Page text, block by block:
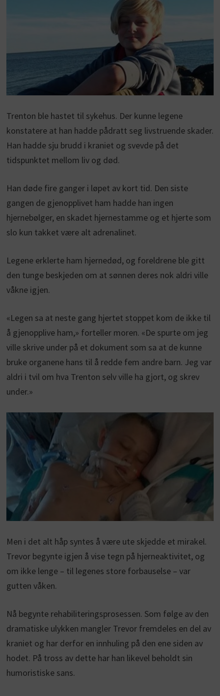
Trenton ble hastet til sykehus. Der kunne legene
konstatere at han hadde pådratt seg livstruende skader.
Han hadde sju brudd i kraniet og svevde på det
tidspunktet mellom liv og død.
Han døde fire ganger i løpet av kort tid. Den siste
gangen de gjenopplivet ham hadde han ingen
hjernebølger, en skadet hjernestamme og et hjerte som
slo kun takket være alt adrenalinet.
Legene erklerte ham hjernedød, og foreldrene ble gitt
den tunge beskjeden om at sønnen deres nok aldri ville
våkne igjen.
«Legen sa at neste gang hjertet stoppet kom de ikke til
å gjenopplive ham,» forteller moren. «De spurte om jeg
ville skrive under på et dokument som sa at de kunne
bruke organene hans til å redde fem andre barn. Jeg var
aldri i tvil om hva Trenton selv ville ha gjort, og skrev
under.»
Men i det alt håp syntes å være ute skjedde et mirakel.
Trevor begynte igjen å vise tegn på hjerneaktivitet, og
om ikke lenge – til legenes store forbauselse – var
gutten våken.
Nå begynte rehabiliteringsprosessen. Som følge av den
dramatiske ulykken mangler Trevor fremdeles en del av
kraniet og har derfor en innhuling på den ene siden av
hodet. På tross av dette har han likevel beholdt sin
humoristiske sans.